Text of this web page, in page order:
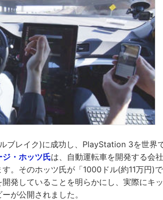
ブレイク)に成功し、PlayStation 3を世界
ジ・ホッツ氏は、自動運転車を開発する会
。そのホッツ氏が「1000ドル(約11万円)
発していることを明らかにし、実際にキ
が公開されました。